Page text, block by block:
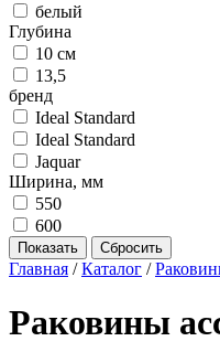
белый
Глубина
10 см
13,5
бренд
Ideal Standard
Ideal Standard
Jaquar
Ширина, мм
550
600
Главная /Каталог /
Раковины